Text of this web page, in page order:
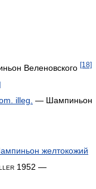
Веленовского [18]
illeg. — Шампиньон
желтокожий
1952 —